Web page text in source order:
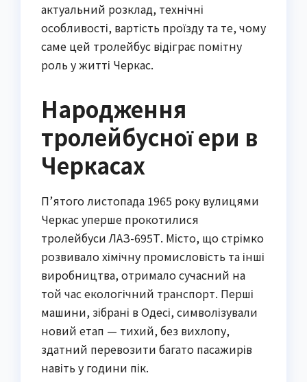
актуальний розклад, технічні
особливості, вартість проїзду та те, чому
саме цей тролейбус відіграє помітну
роль у житті Черкас.
Народження
тролейбусної ери в
Черкасах
П’ятого листопада 1965 року вулицями
Черкас уперше прокотилися
тролейбуси ЛАЗ-695Т. Місто, що стрімко
розвивало хімічну промисловість та інші
виробництва, отримало сучасний на
той час екологічний транспорт. Перші
машини, зібрані в Одесі, символізували
новий етап — тихий, без вихлопу,
здатний перевозити багато пасажирів
навіть у години пік.